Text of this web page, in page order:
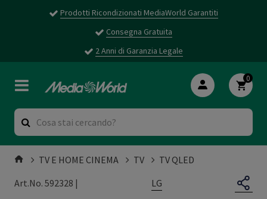
Prodotti Ricondizionati MediaWorld Garantiti
Consegna Gratuita
2 Anni di Garanzia Legale
0
TV E HOME CINEMA TV
TV QLED
Art.No. 592328 |
LG